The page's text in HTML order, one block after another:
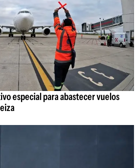
especial para abastecer vuelos